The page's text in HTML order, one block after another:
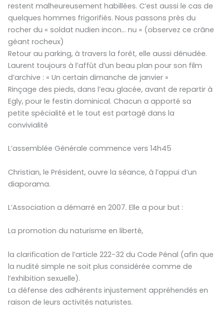
restent malheureusement habillées. C’est aussi le cas de
quelques hommes frigorifiés. Nous passons près du
rocher du « soldat nudien incon… nu » (observez ce crâne
géant rocheux)
Retour au parking, à travers la forêt, elle aussi dénudée.
Laurent toujours à l’affût d’un beau plan pour son film
d’archive : « Un certain dimanche de janvier »
Rinçage des pieds, dans l’eau glacée, avant de repartir à
Egly, pour le festin dominical. Chacun a apporté sa
petite spécialité et le tout est partagé dans la
convivialité
L’assemblée Générale commence vers 14h45
Christian, le Président, ouvre la séance, à l’appui d’un
diaporama.
L’Association a démarré en 2007. Elle a pour but :
La promotion du naturisme en liberté,
la clarification de l’article 222-32 du Code Pénal (afin que
la nudité simple ne soit plus considérée comme de
l’exhibition sexuelle).
La défense des adhérents injustement appréhendés en
raison de leurs activités naturistes.